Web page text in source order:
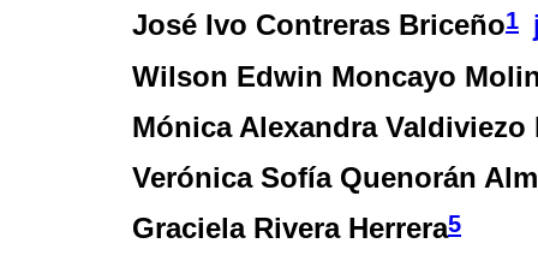
José Ivo Contreras Briceño1
Wilson Edwin Moncayo
Mónica Alexandra Valdiviezo
Verónica Sofía Quenorán
Graciela Rivera Herrera5